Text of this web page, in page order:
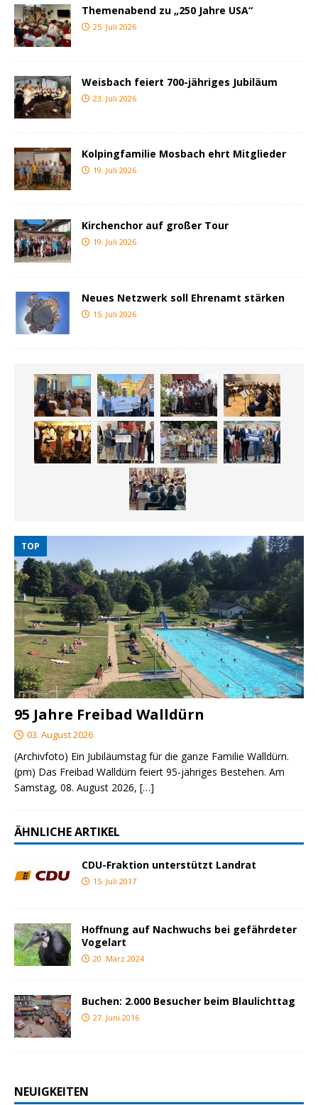
Themenabend zu „250 Jahre USA“
25. Juli 2026
Weisbach feiert 700-jähriges Jubiläum
23. Juli 2026
Kolpingfamilie Mosbach ehrt Mitglieder
19. Juli 2026
Kirchenchor auf großer Tour
19. Juli 2026
Neues Netzwerk soll Ehrenamt stärken
15. Juli 2026
TOP
95 Jahre Freibad Walldürn
03. August 2026
(Archivfoto) Ein Jubiläumstag für die ganze Familie Walldürn.
(pm) Das Freibad Walldürn feiert 95-jähriges Bestehen. Am
Samstag, 08. August 2026, […]
ÄHNLICHE ARTIKEL
CDU-Fraktion unterstützt Landrat
15. Juli 2017
Hoffnung auf Nachwuchs bei gefährdeter
Vogelart
20. März 2024
Buchen: 2.000 Besucher beim Blaulichttag
27. Juni 2016
NEUIGKEITEN